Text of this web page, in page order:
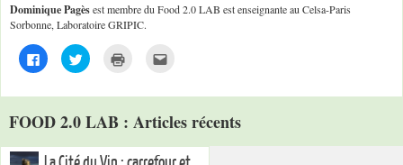
Dominique Pagèsest membre du Food 2.0 LAB est enseignante au Celsa-Paris
Sorbonne, Laboratoire GRIPIC.
C
l
u
z
p
u
C
l
u
z
p
u
u
r
p
u
z
p
FOOD 2.0 LAB : Articles récents